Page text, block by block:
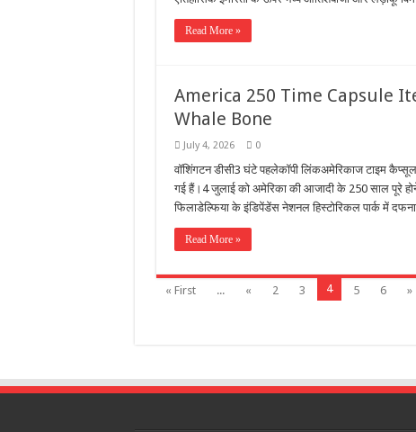
Read More »
America 250 Time Capsule
Whale Bone
July 4, 2026 0
वॉशिंगटन डीसी3 घंटे पहलेकॉपी लिंकअमेरिकाज टाइम
गई हैं।4 जुलाई को अमेरिका की आजादी के 250 साल पूरे
फिलाडेल्फिया के इंडिपेंडेंस नेशनल हिस्टोरिकल पार्क में
Read More »
« First ... « 2 3 4 5 6 »